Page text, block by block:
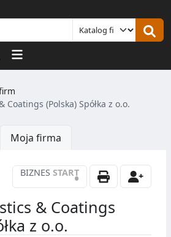
Logowanie
Coatings (Polska) Spółka z o.o.
Moja firma
BIZNES START
•
& Coatings
z o.o.